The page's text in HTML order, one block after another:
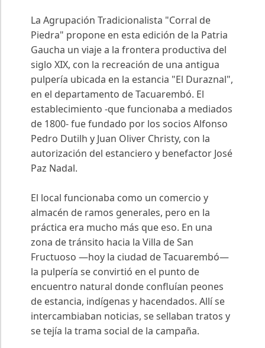
La Agrupación Tradicionalista "Corral de
Piedra" propone en esta edición de la Patria
Gaucha un viaje a la frontera productiva del
siglo XIX, con la recreación de una antigua
pulpería ubicada en la estancia "El Duraznal",
en el departamento de Tacuarembó. El
establecimiento -que funcionaba a mediados
de 1800- fue fundado por los socios Alfonso
Pedro Dutilh y Juan Oliver Christy, con la
autorización del estanciero y benefactor José
Paz Nadal.
El local funcionaba como un comercio y
almacén de ramos generales, pero en la
práctica era mucho más que eso. En una
zona de tránsito hacia la Villa de San
Fructuoso —hoy la ciudad de Tacuarembó—
la pulpería se convirtió en el punto de
encuentro natural donde confluían peones
de estancia, indígenas y hacendados. Allí se
intercambiaban noticias, se sellaban tratos y
se tejía la trama social de la campaña.